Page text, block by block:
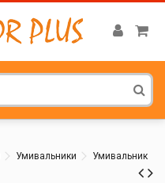
Умивальники
Умивальник